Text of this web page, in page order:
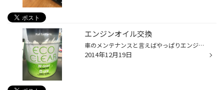
エンジンオイル交換
車のメンテナンスと言えばやっぱりエンジンオイル交換 エンジンオイルは、エンジンの潤滑、洗浄、冷却と、とても大切な物です。 交換の目安は５０００ｋｍです。 タイヤ館では、オイルの量や汚れ具合など無料で点検致します。 100％化学合成油・部分合成油・鉱物油、 各種ご用意しております。 お車...
2014年12月19日